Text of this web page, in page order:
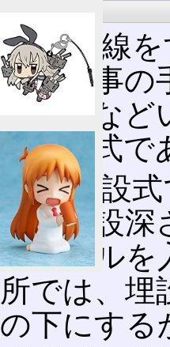
地中配線
い。工事の
管路式な
接埋設式で
直接埋設
では埋設深
ケーブルを
所では、埋
の下にする